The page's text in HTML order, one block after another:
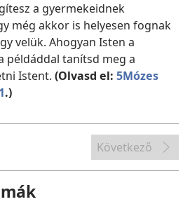
a gyermekeidnek
még akkor is helyesen fognak
velük. Ahogyan Isten a
példáddal tanítsd meg a
Istent. (Olvasd el: 5Mózes
.)
Következő